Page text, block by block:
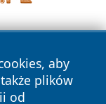
aby
także plików
od